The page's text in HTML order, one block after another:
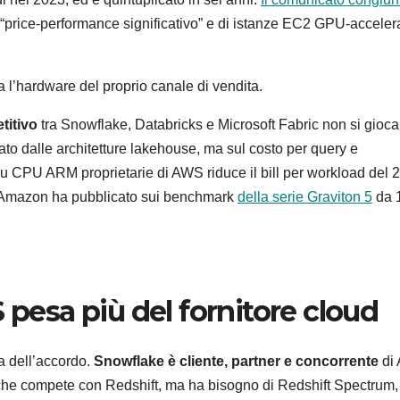
performance significativo” e di istanze EC2 GPU-
del proprio canale di vendita.
tra Snowflake, Databricks e Microsoft Fabric non si
dalle architetture lakehouse, ma sul costo per query e
CPU ARM proprietarie di AWS riduce il bill per workload del
ha pubblicato sui benchmark della serie Graviton 5 da
pesa più del fornitore cloud
dell’accordo. Snowflake è cliente, partner e concorrente di
compete con Redshift, ma ha bisogno di Redshift